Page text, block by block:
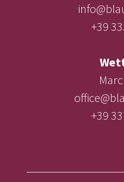
+39
+39